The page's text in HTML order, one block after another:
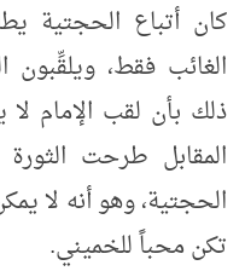
كان أتباع الحجتية
الغائب فقط، ويلقِّبون
ذلك بأن لقب الإمام
المقابل طرحت الثورة
الحجتية، وهو أنه لا
تكن محباً للخميني.